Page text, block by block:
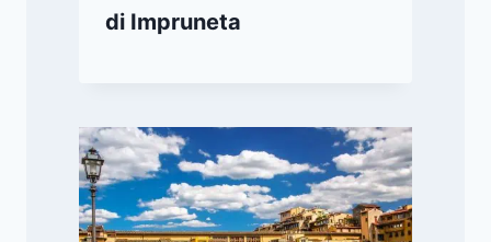
di Impruneta